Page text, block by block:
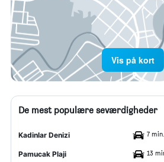
Vis på kort
De mest populære seværdigheder
Kadinlar Denizi 7
Pamucak Plaji 13